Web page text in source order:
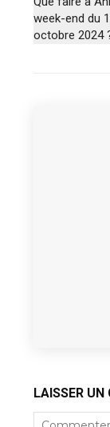
week-end du
octobre 2024
LAISSER UN